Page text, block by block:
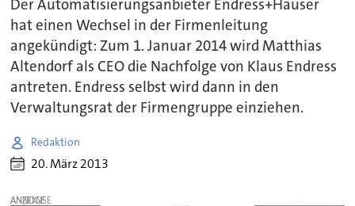
Der Automatisierungsanbieter Endress+Hauser
hat einen Wechsel in der Firmenleitung
angekündigt: Zum 1. Januar 2014 wird Matthias
Altendorf als CEO die Nachfolge von Klaus Endress
antreten. Endress selbst wird dann in den
Verwaltungsrat der Firmengruppe einziehen.
Redaktion
20. März 2013
ANZEIGE